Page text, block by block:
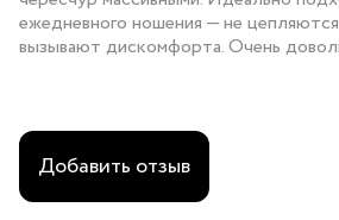
ежедневного ношения — не
вызывают дискомфорта. Очень
Добавить отзыв